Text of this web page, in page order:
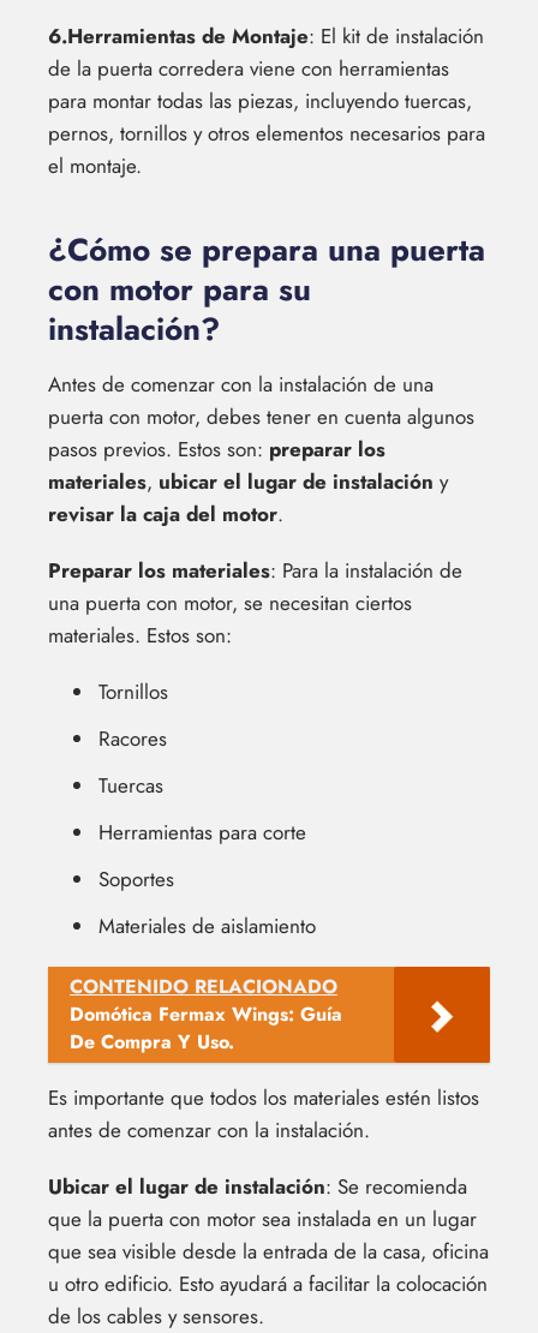
6.Herramientas de Montaje: El kit de instalación
de la puerta corredera viene con herramientas
para montar todas las piezas, incluyendo tuercas,
pernos, tornillos y otros elementos necesarios para
el montaje.
¿Cómo se prepara una puerta
con motor para su
instalación?
Antes de comenzar con la instalación de una
puerta con motor, debes tener en cuenta algunos
pasos previos. Estos son: preparar los
materiales, ubicar el lugar de instalación y
revisar la caja del motor.
Preparar los materiales: Para la instalación de
una puerta con motor, se necesitan ciertos
materiales. Estos son:
Tornillos
Racores
Tuercas
Herramientas para corte
Soportes
Materiales de aislamiento
CONTENIDO RELACIONADO
Domótica Fermax Wings: Guía
De Compra Y Uso.
Es importante que todos los materiales estén listos
antes de comenzar con la instalación.
Ubicar el lugar de instalación: Se recomienda
que la puerta con motor sea instalada en un lugar
que sea visible desde la entrada de la casa, oficina
u otro edificio. Esto ayudará a facilitar la colocación
de los cables y sensores.